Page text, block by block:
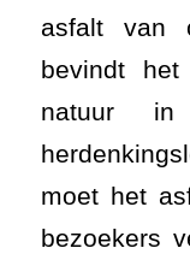
asfalt van
bevindt
natuur
moet het
bezoekers